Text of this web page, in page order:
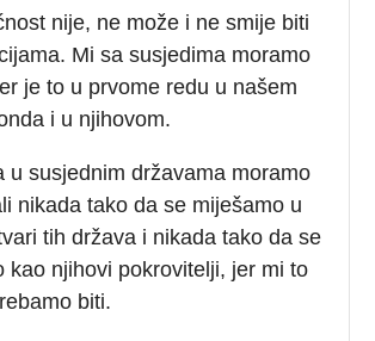
nije, ne može i ne smije biti
Mi sa susjedima moramo
je to u prvome redu u našem
i u njihovom.
u susjednim državama moramo
nikada tako da se miješamo u
tih država i nikada tako da se
kao njihovi pokrovitelji, jer mi to
biti.